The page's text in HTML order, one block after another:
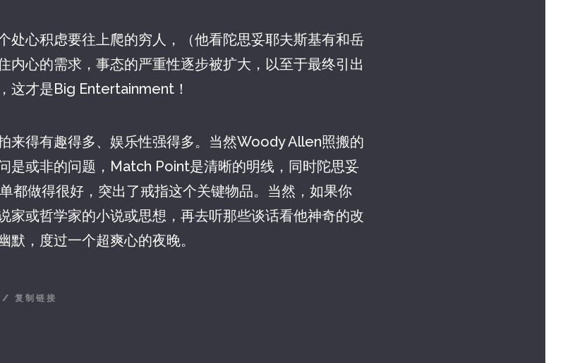
处心积虑要往上爬的穷人，（他看陀思妥耶夫斯基有和岳
内心的需求，事态的严重性逐步被扩大，以至于最终引出
这才是Big Entertainment！
来得有趣得多、娱乐性强得多。当然Woody Allen照搬的
是或非的问题，Match Point是清晰的明线，同时陀思妥
都做得很好，突出了戒指这个关键物品。当然，如果你
家或哲学家的小说或思想，再去听那些谈话看他神奇的改
，度过一个超爽心的夜晚。
/ 复制链接